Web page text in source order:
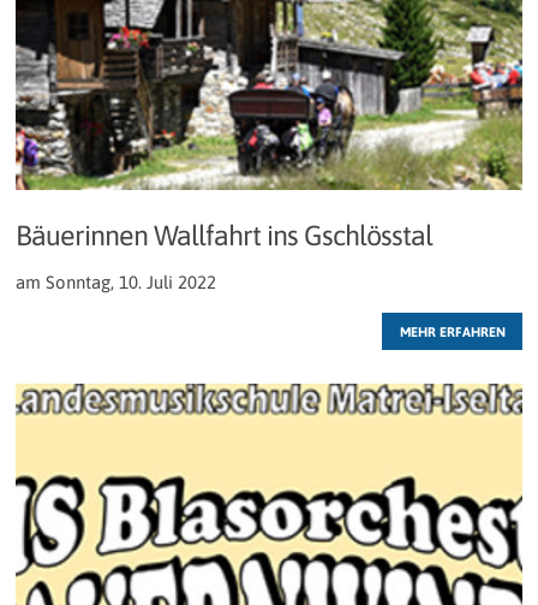
Bäuerinnen Wallfahrt ins Gschlösstal
am Sonntag, 10. Juli 2022
MEHR ERFAHREN